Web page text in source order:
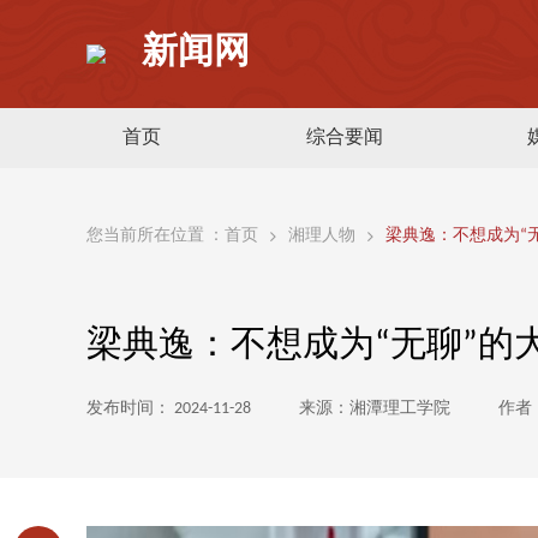
新闻网
首页 综合要闻
您当前所在位置 ： 首页 湘理人物 梁典逸：不想成为“
梁典逸：不想成为“无聊”的
发布时间： 2024-11-28 来源：湘潭理工学院 作者